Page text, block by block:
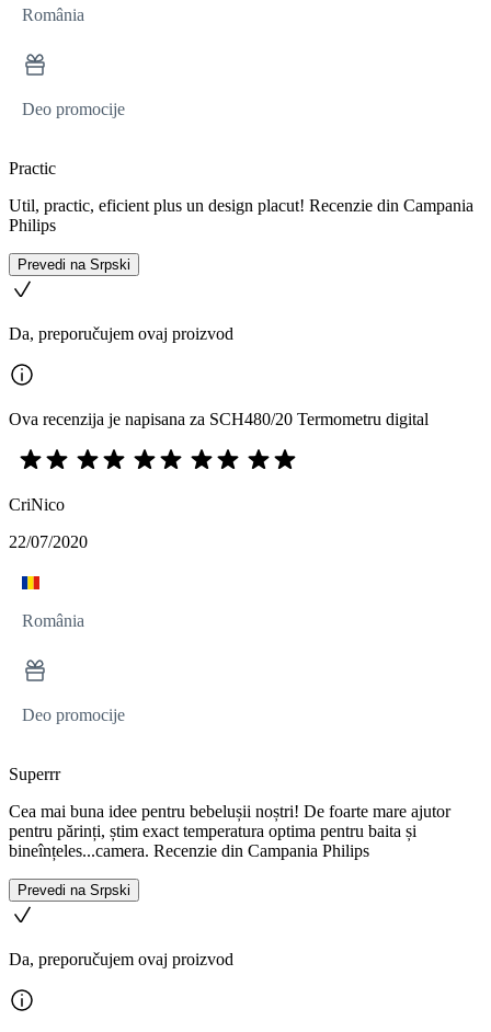
România
Deo promocije
Practic
Util, practic, eficient plus un design placut! Recenzie din Campania
Philips
Prevedi na Srpski
Da, preporučujem ovaj proizvod
Ova recenzija je napisana za SCH480/20 Termometru digital
CriNico
22/07/2020
România
Deo promocije
Superrr
Cea mai buna idee pentru bebelușii noștri! De foarte mare ajutor
pentru părinți, știm exact temperatura optima pentru baita și
bineînțeles...camera. Recenzie din Campania Philips
Prevedi na Srpski
Da, preporučujem ovaj proizvod